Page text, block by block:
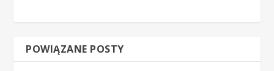
POWIĄZANE POSTY